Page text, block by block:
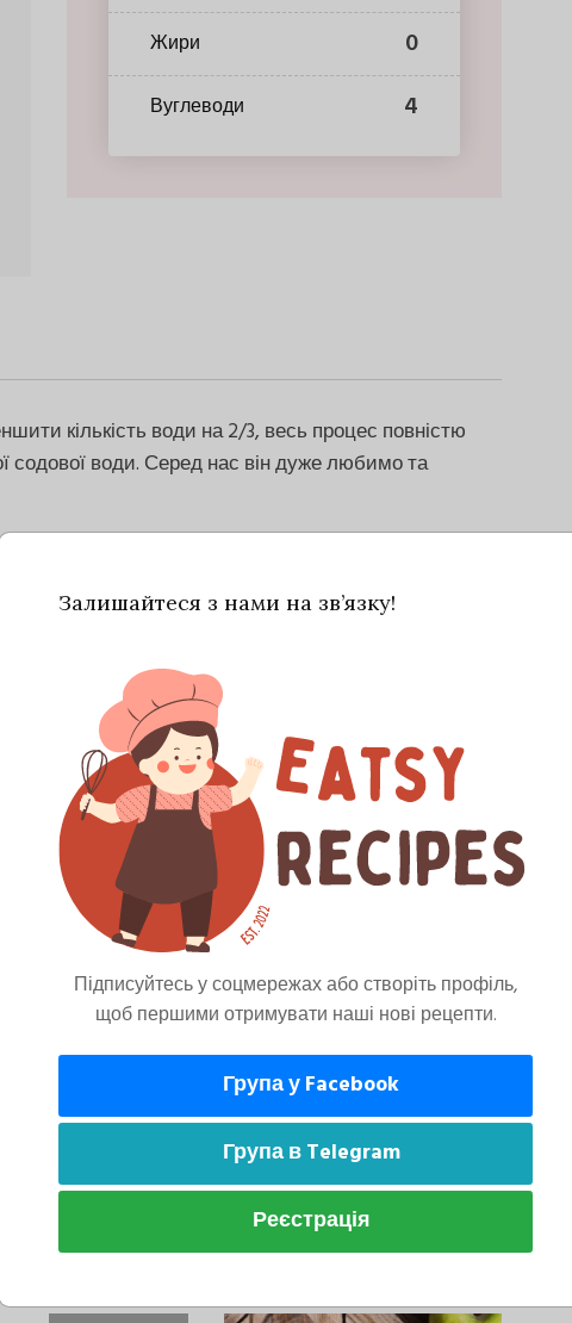
Жири 0
Вуглеводи 4
кількість води на 2/3, весь процес повністю
содової води. Серед нас він дуже любимо та
якої іншої якісної води додати 3-4 см
і більше, до смаку), великий пучок свіжої
сік цілого лимона (тиснуті половинки кинути
2 столові ложки меду (я люблю, щоб було
кілька годин, потім відправити на ніч у
свіжих гуртків огірка, лайма, лимона
може сподобатися
Залишайтеся з нами на зв’язку!
Підписуйтесь у соцмережах або створіть профіль,
щоб першими отримувати наші нові рецепти.
Група у Facebook
Група в Telegram
Реєстрація